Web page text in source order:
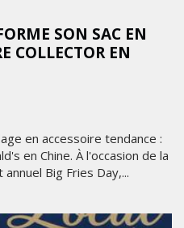
SON SAC EN
COLLECTOR EN
en accessoire tendance :
en Chine. À l'occasion de la
Big Fries Day,...